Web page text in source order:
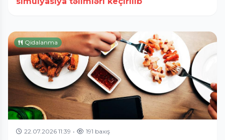
Qidalanma
22.07.2026 11:39 • 191 baxış